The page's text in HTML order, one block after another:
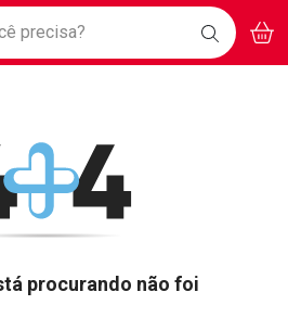
e aproveite Ofertas Exclusivas!
BAIXE
O APP
precisa? BUSCAR
procurando não foi